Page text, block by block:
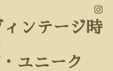
ンテージ時
ユニーク